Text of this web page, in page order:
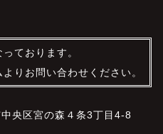
ております。
りお問い合わせください。
央区宮の森４条3丁目4-8